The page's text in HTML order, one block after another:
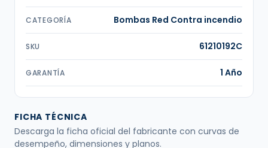
CATEGORÍA Bombas Red Contra incendio
SKU 61210192C
GARANTÍA 1 Año
FICHA TÉCNICA
Descarga la ficha oficial del fabricante con curvas de
desempeño, dimensiones y planos.